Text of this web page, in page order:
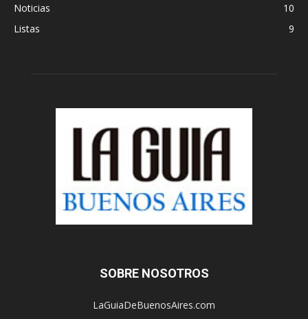
Noticias
10
Listas
9
SOBRE NOSOTROS
LaGuiaDeBuenosAires.com